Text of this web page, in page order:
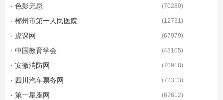
· 色影无忌 (70280)
· 郴州市第一人民医院 (12731)
· 虎课网 (67979)
· 中国教育学会 (43105)
· 安徽消防网 (70918)
· 四川汽车票务网 (72313)
· 第一星座网 (67812)